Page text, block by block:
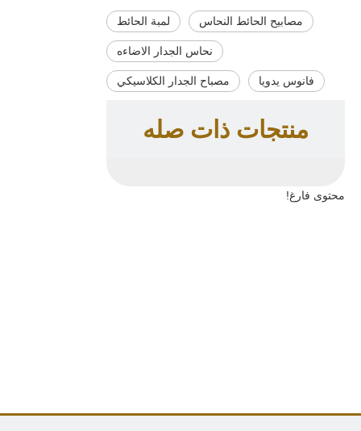
لمبة الحائط مصابيح الحائط النحاس
نحاس الجدار الاضاءه
مصباح الجدار الكلاسيكي فانوس يدويا
منتجات ذات صله
محتوى فارغ!